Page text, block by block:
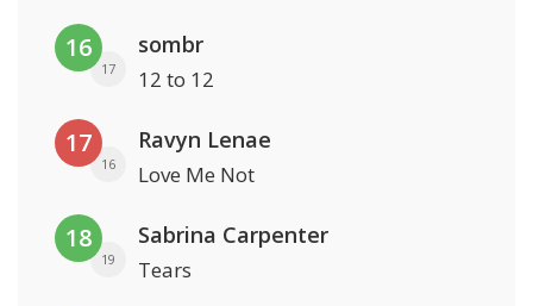
16
17
sombr
12 to 12
17
16
Ravyn Lenae
Love Me Not
18
19
Sabrina Carpenter
Tears